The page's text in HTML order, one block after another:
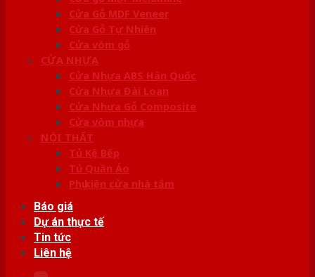
Cửa Gỗ MDF Veneer
Cửa Gỗ Tự Nhiên
Cửa vòm gỗ
CỬA NHỰA
Cửa Nhựa ABS Hàn Quốc
Cửa Nhựa Đài Loan
Cửa Nhựa Gỗ Composite
Cửa vòm nhựa
NỘI THẤT
Tủ Kệ Bếp
Tủ Quần Áo
Phụ kiện cửa nhà tắm
Báo giá
Dự án thực tế
Tin tức
Liên hệ